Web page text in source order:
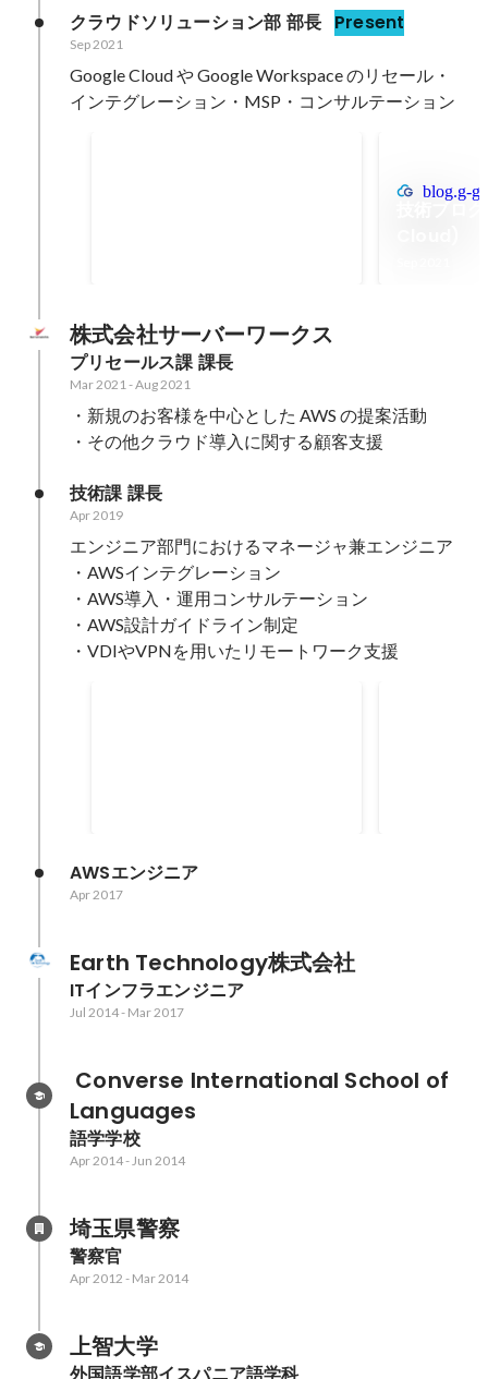
クラウドソリューション部 部長 Present
Sep 2021
Google Cloud や Google Workspace のリセール・
インテグレーション・MSP・コンサルテーション
blog.g-
株式会社サーバーワークス
プリセールス課 課長
Mar 2021 -Aug 2021
・新規のお客様を中心とした AWS の提案活動
・その他クラウド導入に関する顧客支援
技術課 課長
Apr 2019
エンジニア部門におけるマネージャ兼エンジニア
・AWSインテグレーション
・AWS導入・運用コンサルテーション
・AWS設計ガイドライン制定
・VDIやVPNを用いたリモートワーク支援
AWSエンジニア
Apr 2017
Earth Technology株式会社
ITインフラエンジニア
Jul 2014- Mar 2017
Languages
語学学校
Apr 2014- Jun 2014
埼玉県警察
警察官
Apr 2012 - Mar 2014
上智大学
外国語学部イスパニア語学科